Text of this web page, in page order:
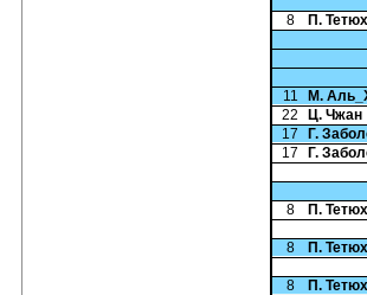
8 П.
11 М.
22
Ц. Чжан
17
Г.
17
Г.
8 П.
8 П.
8 П.